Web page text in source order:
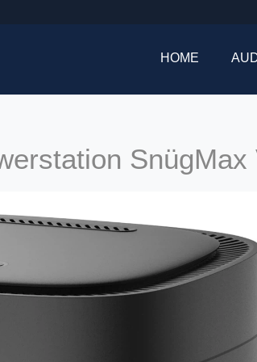
HOME
SnügMax